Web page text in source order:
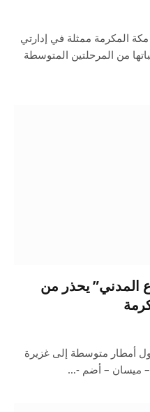
مكة المكرمة ممثلة في إدارتي
من المرحلتين المتوسطة
المدني” يحذر من
أمطار متوسطة إلى غزيرة
– ميسان – أضم -…